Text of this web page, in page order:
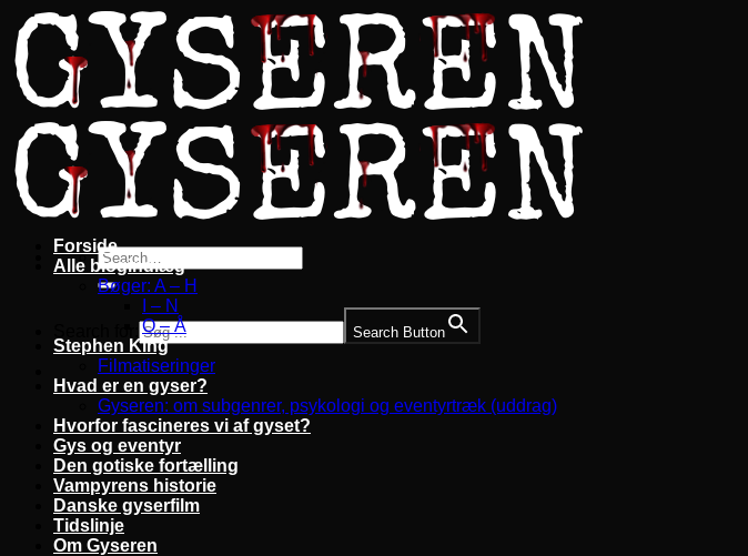
Fortsæt
til
indhold
Search Button
Forside
Alle blogindlæg
Bøger: A – H
I – N
O – Å
Stephen King
Filmatiseringer
Hvad er en gyser?
Gyseren: om subgenrer, psykologi og eventyrtræk (uddrag)
Hvorfor fascineres vi af gyset?
Gys og eventyr
Den gotiske fortælling
Vampyrens historie
Danske gyserfilm
Tidslinje
Om Gyseren